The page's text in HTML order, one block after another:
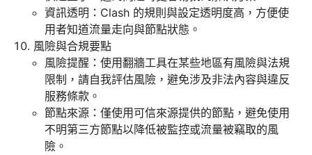
資訊透明：Clash 的規則與設定透明度高，方便使
用者知道流量走向與節點狀態。
風險與合規要點
風險提醒：使用翻牆工具在某些地區有風險與法規
限制，請自我評估風險，避免涉及非法內容與違反
服務條款。
節點來源：僅使用可信來源提供的節點，避免使用
不明第三方節點以降低被監控或流量被竊取的風
險。